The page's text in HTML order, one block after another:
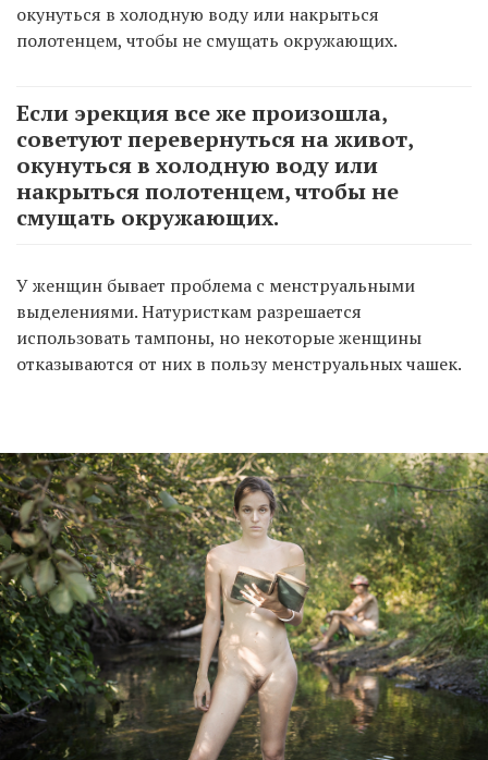
окунуться в холодную воду или накрыться
полотенцем, чтобы не смущать окружающих.
Если эрекция все же произошла,
советуют перевернуться на живот,
окунуться в холодную воду или
накрыться полотенцем, чтобы не
смущать окружающих.
У женщин бывает проблема с менструальными
выделениями. Натуристкам разрешается
использовать тампоны, но некоторые женщины
отказываются от них в пользу менструальных чашек.